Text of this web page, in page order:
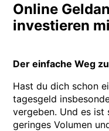
Online
investieren
Der einfache Weg
Hast du dich schon
tagesgeld
vergeben. Und es ist
geringes Volumen